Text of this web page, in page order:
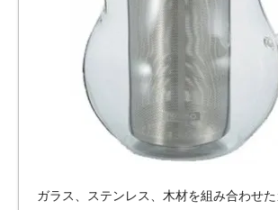
ガラス、ステンレス、木材を組み合わせ